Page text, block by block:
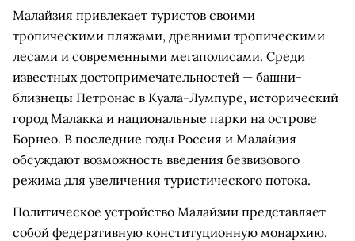
Малайзия привлекает туристов своими
тропическими пляжами, древними тропическими
лесами и современными мегаполисами. Среди
известных достопримечательностей — башни-
близнецы Петронас в Куала-Лумпуре, исторический
город Малакка и национальные парки на острове
Борнео. В последние годы Россия и Малайзия
обсуждают возможность введения безвизового
режима для увеличения туристического потока.
Политическое устройство Малайзии представляет
собой федеративную конституционную монархию.